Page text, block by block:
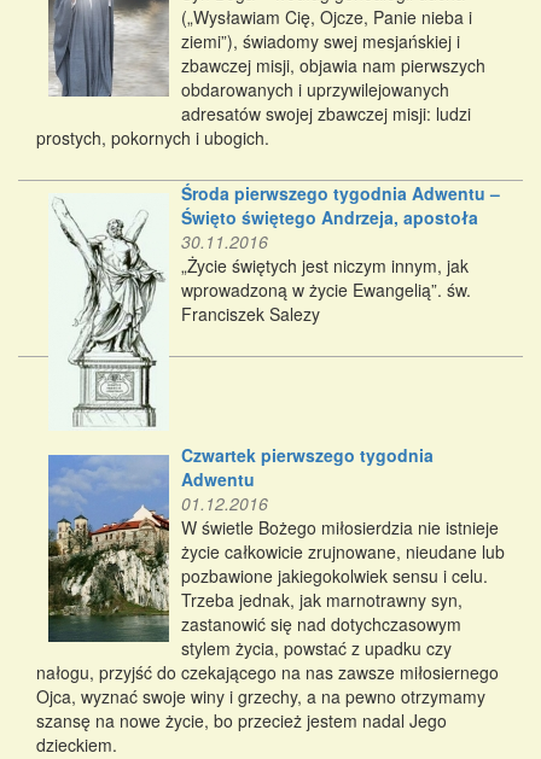
(„Wysławiam Cię, Ojcze, Panie nieba i
ziemi”), świadomy swej mesjańskiej i
zbawczej misji, objawia nam pierwszych
obdarowanych i uprzywilejowanych
adresatów swojej zbawczej misji: ludzi
prostych, pokornych i ubogich.
Środa pierwszego tygodnia Adwentu –
Święto świętego Andrzeja, apostoła
30.11.2016
„Życie świętych jest niczym innym, jak
wprowadzoną w życie Ewangelią”. św.
Franciszek Salezy
Czwartek pierwszego tygodnia
Adwentu
01.12.2016
W świetle Bożego miłosierdzia nie istnieje
życie całkowicie zrujnowane, nieudane lub
pozbawione jakiegokolwiek sensu i celu.
Trzeba jednak, jak marnotrawny syn,
zastanowić się nad dotychczasowym
stylem życia, powstać z upadku czy
nałogu, przyjść do czekającego na nas zawsze miłosiernego
Ojca, wyznać swoje winy i grzechy, a na pewno otrzymamy
szansę na nowe życie, bo przecież jestem nadal Jego
dzieckiem.